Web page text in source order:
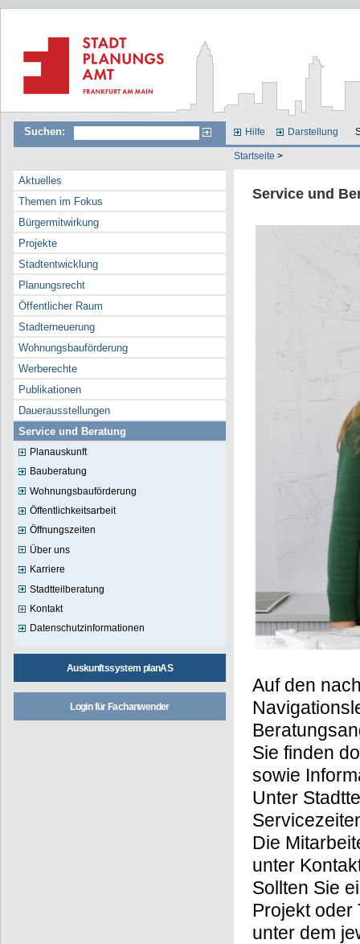
Suchen: Hilfe Darstellung
Startseite >
Aktuelles
Themen im Fokus
Bürgermitwirkung
Projekte
Stadtentwicklung
Planungsrecht
Öffentlicher Raum
Stadterneuerung
Wohnungsbauförderung
Werberechte
Publikationen
Dauerausstellungen
Service und Beratung
Planauskunft
Bauberatung
Wohnungsbauförderung
Öffentlichkeitsarbeit
Öffnungszeiten
Über uns
Karriere
Stadtteilberatung
Kontakt
Datenschutzinformationen
Auskunftssystem planAS
Login für Fachanwender
Service und
Auf den
Sie finden
sowie
Unter
Die
unter
Sollten Sie
Projekt oder
unter dem